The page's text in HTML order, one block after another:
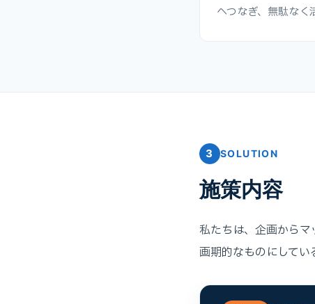
へつなぎ、無駄なく
3 SOLUTION
施策内容
私たちは、企画から
画期的なものにしてい